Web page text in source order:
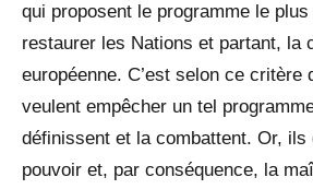
qui proposent le programme le
restaurer les Nations et partant, la
européenne. C’est selon ce critère
veulent empêcher un tel
définissent et la combattent. Or, ils
pouvoir et, par conséquence, la